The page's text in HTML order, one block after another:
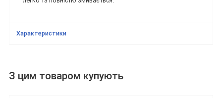
Характеристики
З цим товаром купують